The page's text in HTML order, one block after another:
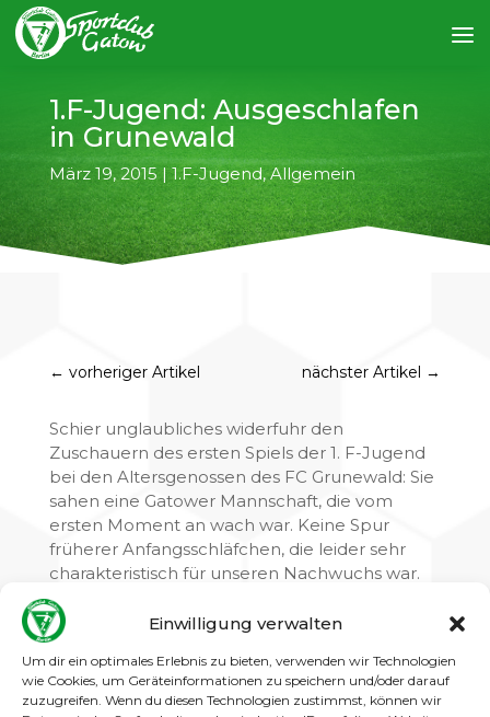
Einwilligung verwalten
Um dir ein optimales Erlebnis zu bieten, verwenden wir Technologien
wie Cookies, um Geräteinformationen zu speichern und/oder darauf
zuzugreifen. Wenn du diesen Technologien zustimmst, können wir
1.F-Jugend: Ausgeschlafen
in Grunewald
März 19, 2015 |1.F-Jugend,Allgemein
← vorheriger Artikel nächster Artikel →
Schier unglaubliches widerfuhr den
Zuschauern des ersten Spiels der 1. F-Jugend
bei den Altersgenossen des FC Grunewald: Sie
sahen eine Gatower Mannschaft, die vom
ersten Moment an wach war. Keine Spur
früherer Anfangsschläfchen, die leider sehr
charakteristisch für unseren Nachwuchs war.
Es zeigte sich zudem, dass viele der im
Trainingscamp geübten Elemente offenbar in
grün-weißes Fleisch und Blut übergegangen
sind.